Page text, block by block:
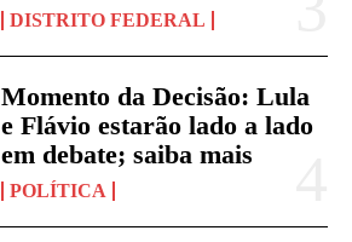
DISTRITO FEDERAL
Momento da Decisão: Lula
e Flávio estarão lado a lado
em debate; saiba mais
POLÍTICA